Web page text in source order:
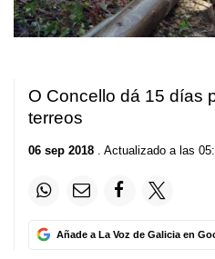
O Concello dá 15 días
terreos
06 sep 2018 . Actualizado a las
Añade a La Voz de Galicia en